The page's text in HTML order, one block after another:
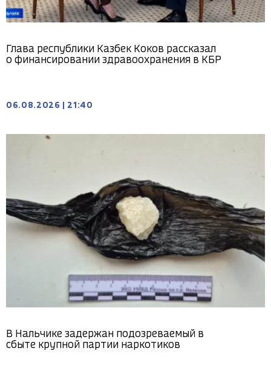
Глава республики Казбек Коков рассказал
о финансировании здравоохранения в КБР
06.08.2026 21:40
В Нальчике задержан подозреваемый в
сбыте крупной партии наркотиков